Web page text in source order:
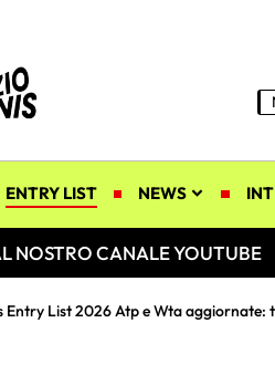
ENTRY LIST NEWS
NOSTRO CANALE YOUTUBE
Entry List 2026 Atp e Wta